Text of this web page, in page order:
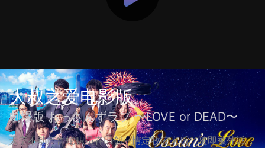
大叔之爱电影版
劇場版 おっさんずラブ 〜LOVE or DEAD〜
天空不动产鲁蛇职员春田创一情定牧凌太后，随即被外派，